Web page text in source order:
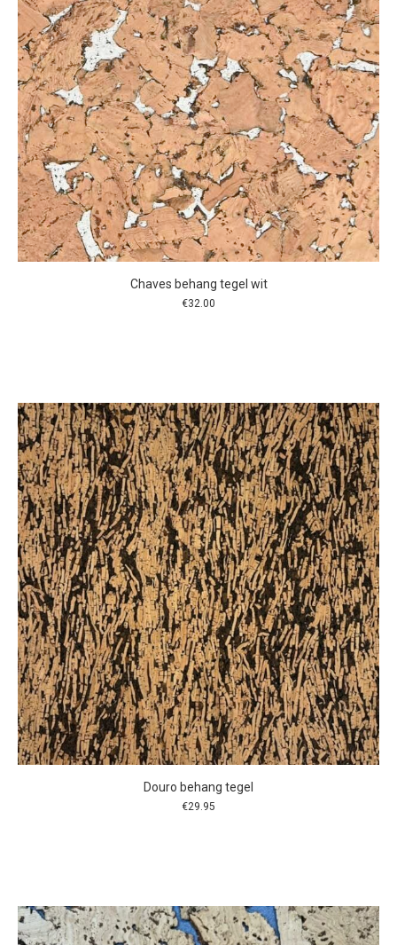
Chaves behang tegel wit
€32.00
Douro behang tegel
€29.95